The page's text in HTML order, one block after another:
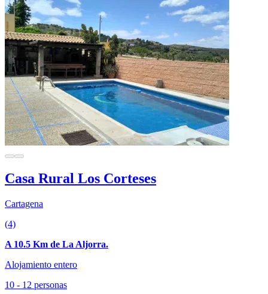
Casa Rural Los Corteses
Cartagena
(4)
A 10.5 Km de La Aljorra.
Alojamiento entero
10 - 12 personas